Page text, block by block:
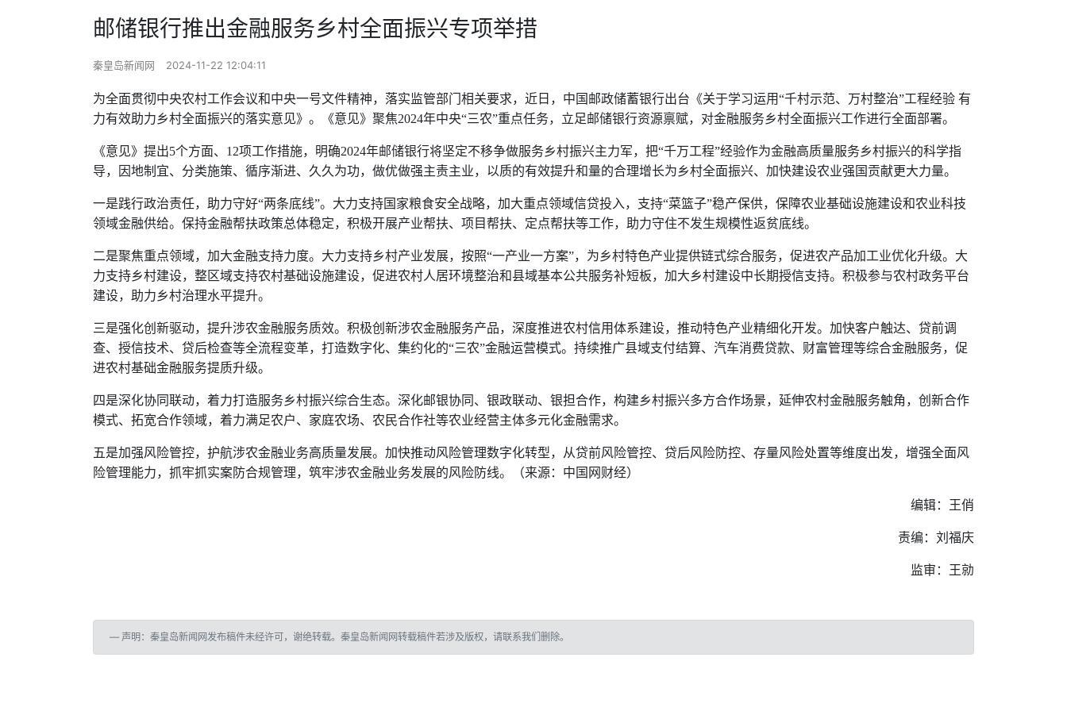
邮储银行推出金融服务乡村全面振兴专项举措
秦皇岛新闻网 2024-11-22 12:04:11
为全面贯彻中央农村工作会议和中央一号文件精神，落实监管部门相关要求，近日，中国邮政储蓄银行出台《关于学习运用“千村示范、万村整治”工程经验 有
力有效助力乡村全面振兴的落实意见》。《意见》聚焦2024年中央“三农”重点任务，立足邮储银行资源禀赋，对金融服务乡村全面振兴工作进行全面部署。
《意见》提出5个方面、12项工作措施，明确2024年邮储银行将坚定不移争做服务乡村振兴主力军，把“千万工程”经验作为金融高质量服务乡村振兴的科学指
导，因地制宜、分类施策、循序渐进、久久为功，做优做强主责主业，以质的有效提升和量的合理增长为乡村全面振兴、加快建设农业强国贡献更大力量。
一是践行政治责任，助力守好“两条底线”。大力支持国家粮食安全战略，加大重点领域信贷投入，支持“菜篮子”稳产保供，保障农业基础设施建设和农业科技
领域金融供给。保持金融帮扶政策总体稳定，积极开展产业帮扶、项目帮扶、定点帮扶等工作，助力守住不发生规模性返贫底线。
二是聚焦重点领域，加大金融支持力度。大力支持乡村产业发展，按照“一产业一方案”，为乡村特色产业提供链式综合服务，促进农产品加工业优化升级。大
力支持乡村建设，整区域支持农村基础设施建设，促进农村人居环境整治和县域基本公共服务补短板，加大乡村建设中长期授信支持。积极参与农村政务平台
建设，助力乡村治理水平提升。
三是强化创新驱动，提升涉农金融服务质效。积极创新涉农金融服务产品，深度推进农村信用体系建设，推动特色产业精细化开发。加快客户触达、贷前调
查、授信技术、贷后检查等全流程变革，打造数字化、集约化的“三农”金融运营模式。持续推广县域支付结算、汽车消费贷款、财富管理等综合金融服务，促
进农村基础金融服务提质升级。
四是深化协同联动，着力打造服务乡村振兴综合生态。深化邮银协同、银政联动、银担合作，构建乡村振兴多方合作场景，延伸农村金融服务触角，创新合作
模式、拓宽合作领域，着力满足农户、家庭农场、农民合作社等农业经营主体多元化金融需求。
五是加强风险管控，护航涉农金融业务高质量发展。加快推动风险管理数字化转型，从贷前风险管控、贷后风险防控、存量风险处置等维度出发，增强全面风
险管理能力，抓牢抓实案防合规管理，筑牢涉农金融业务发展的风险防线。（来源：中国网财经）
编辑：王俏
责编：刘福庆
监审：王勍
声明：秦皇岛新闻网发布稿件未经许可，谢绝转载。秦皇岛新闻网转载稿件若涉及版权，请联系我们删除。